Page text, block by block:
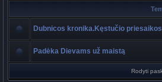
Dubnicos kronika.Kęstučio
Padėka Dievams už maistą
Rodyti